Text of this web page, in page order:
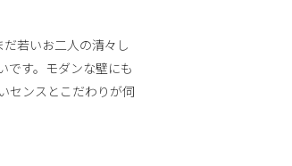
若いお二人の清々し
です。モダンな壁にも
センスとこだわりが伺